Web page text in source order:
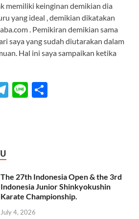
gr
a
m
e
memiliki keinginan demikian dia
yang ideal , demikian dikatakan
. Pemikiran demikian sama
saya yang sudah diutarakan dalam
Hal ini saya sampaikan ketika
T
Li
The 27th Indonesia Open & the 3rd
Indonesia Junior Shinkyokushin
Karate Championship.
July 4, 2026